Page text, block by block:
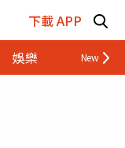
下載 APP
娛樂 財經